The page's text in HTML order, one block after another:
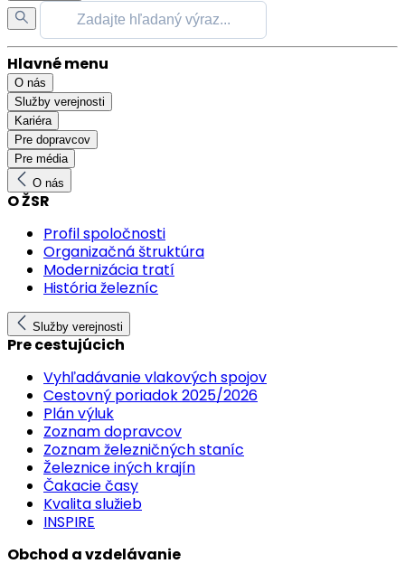
Hlavné menu
O nás
Služby verejnosti
Kariéra
Pre dopravcov
Pre média
O nás
O ŽSR
Profil spoločnosti
Organizačná štruktúra
Modernizácia tratí
História železníc
Služby verejnosti
Pre cestujúcich
Vyhľadávanie vlakových spojov
Cestovný poriadok 2025/2026
Plán výluk
Zoznam dopravcov
Zoznam železničných staníc
Železnice iných krajín
Čakacie časy
Kvalita služieb
INSPIRE
Obchod a vzdelávanie